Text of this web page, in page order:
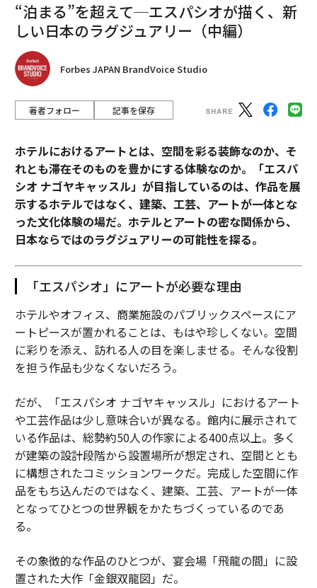
“泊まる”を超えて─エスパシオが描く、新
しい日本のラグジュアリー（中編）
Forbes JAPAN BrandVoice Studio
著者フォロー 記事を保存
ホテルにおけるアートとは、空間を彩る装飾なのか、そ
れとも滞在そのものを豊かにする体験なのか。「エスパ
シオ ナゴヤキャッスル」が目指しているのは、作品を展
示するホテルではなく、建築、工芸、アートが一体とな
った文化体験の場だ。ホテルとアートの密な関係から、
日本ならではのラグジュアリーの可能性を探る。
「エスパシオ」にアートが必要な理由
ホテルやオフィス、商業施設のパブリックスペースにア
ートピースが置かれることは、もはや珍しくない。空間
に彩りを添え、訪れる人の目を楽しませる。そんな役割
を担う作品も少なくないだろう。
だが、「エスパシオ ナゴヤキャッスル」におけるアート
や工芸作品は少し意味合いが異なる。館内に展示されて
いる作品は、総勢約50人の作家による400点以上。多く
が建築の設計段階から設置場所が想定され、空間ととも
に構想されたコミッションワークだ。完成した空間に作
品をもち込んだのではなく、建築、工芸、アートが一体
となってひとつの世界観をかたちづくっているのであ
る。
その象徴的な作品のひとつが、宴会場「飛龍の間」に設
置された大作「金銀双龍図」だ。